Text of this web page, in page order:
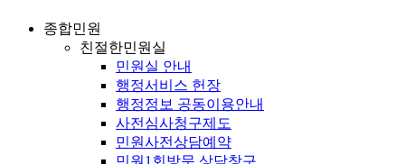
종합민원
친절한민원실
민원실 안내
행정서비스 헌장
행정정보 공동이용안내
사전심사청구제도
민원사전상담예약
민원1회방문 상담창구...